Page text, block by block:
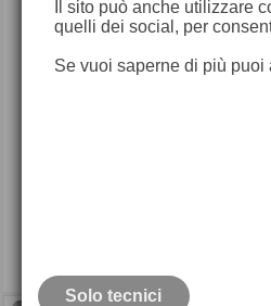
Il sito può anche utilizzare
quelli dei social, per
Se vuoi saperne di più puoi
Solo tecnici